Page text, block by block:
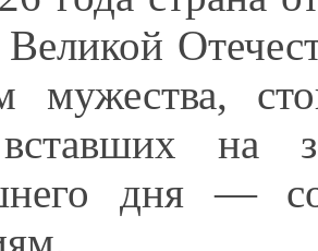
Великой
мужества,
на
дня —